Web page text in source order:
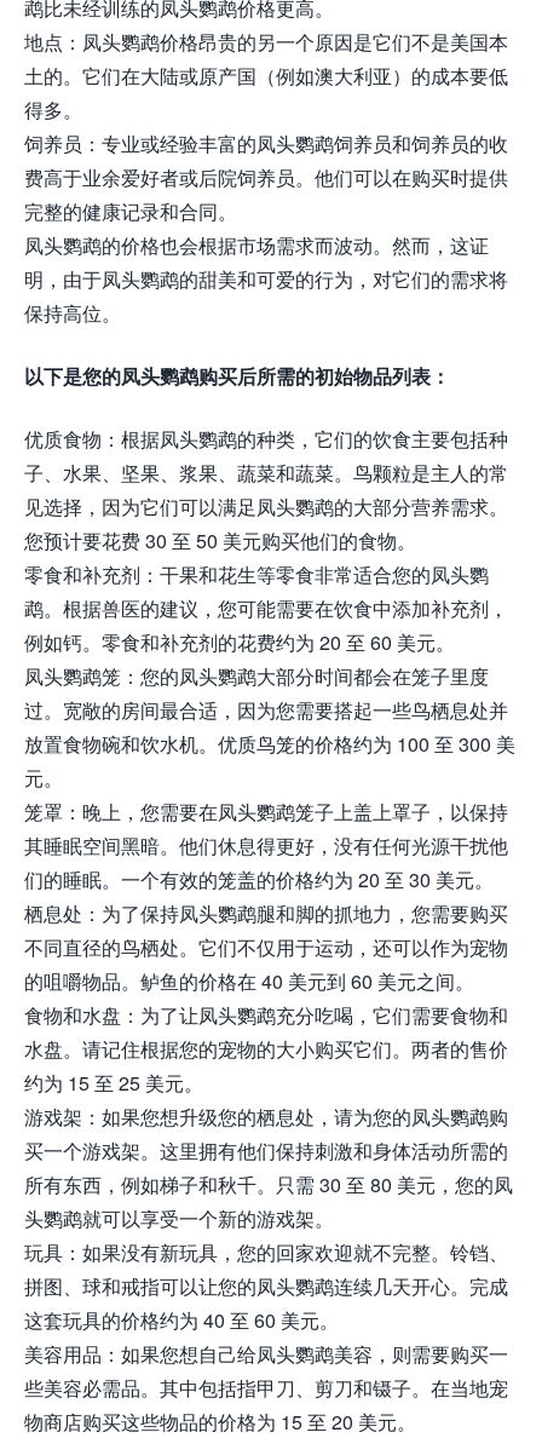
鹉比未经训练的凤头鹦鹉价格更高。
地点：凤头鹦鹉价格昂贵的另一个原因是它们不是美国本
土的。它们在大陆或原产国（例如澳大利亚）的成本要低
得多。
饲养员：专业或经验丰富的凤头鹦鹉饲养员和饲养员的收
费高于业余爱好者或后院饲养员。他们可以在购买时提供
完整的健康记录和合同。
凤头鹦鹉的价格也会根据市场需求而波动。然而，这证
明，由于凤头鹦鹉的甜美和可爱的行为，对它们的需求将
保持高位。
以下是您的凤头鹦鹉购买后所需的初始物品列表：
优质食物：根据凤头鹦鹉的种类，它们的饮食主要包括种
子、水果、坚果、浆果、蔬菜和蔬菜。鸟颗粒是主人的常
见选择，因为它们可以满足凤头鹦鹉的大部分营养需求。
您预计要花费 30 至 50 美元购买他们的食物。
零食和补充剂：干果和花生等零食非常适合您的凤头鹦
鹉。根据兽医的建议，您可能需要在饮食中添加补充剂，
例如钙。零食和补充剂的花费约为 20 至 60 美元。
凤头鹦鹉笼：您的凤头鹦鹉大部分时间都会在笼子里度
过。宽敞的房间最合适，因为您需要搭起一些鸟栖息处并
放置食物碗和饮水机。优质鸟笼的价格约为 100 至 300 美
元。
笼罩：晚上，您需要在凤头鹦鹉笼子上盖上罩子，以保持
其睡眠空间黑暗。他们休息得更好，没有任何光源干扰他
们的睡眠。一个有效的笼盖的价格约为 20 至 30 美元。
栖息处：为了保持凤头鹦鹉腿和脚的抓地力，您需要购买
不同直径的鸟栖处。它们不仅用于运动，还可以作为宠物
的咀嚼物品。鲈鱼的价格在 40 美元到 60 美元之间。
食物和水盘：为了让凤头鹦鹉充分吃喝，它们需要食物和
水盘。请记住根据您的宠物的大小购买它们。两者的售价
约为 15 至 25 美元。
游戏架：如果您想升级您的栖息处，请为您的凤头鹦鹉购
买一个游戏架。这里拥有他们保持刺激和身体活动所需的
所有东西，例如梯子和秋千。只需 30 至 80 美元，您的凤
头鹦鹉就可以享受一个新的游戏架。
玩具：如果没有新玩具，您的回家欢迎就不完整。铃铛、
拼图、球和戒指可以让您的凤头鹦鹉连续几天开心。完成
这套玩具的价格约为 40 至 60 美元。
美容用品：如果您想自己给凤头鹦鹉美容，则需要购买一
些美容必需品。其中包括指甲刀、剪刀和镊子。在当地宠
物商店购买这些物品的价格为 15 至 20 美元。